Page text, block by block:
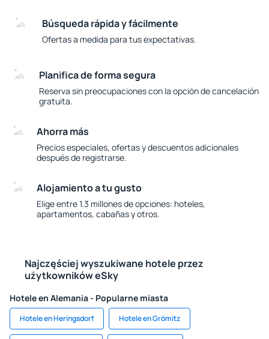
Búsqueda rápida y fácilmente
Ofertas a medida para tus expectativas.
Planifica de forma segura
Reserva sin preocupaciones con la opción de cancelación
gratuita.
Ahorra más
Precios especiales, ofertas y descuentos adicionales
después de registrarse.
Alojamiento a tu gusto
Elige entre 1.3 millones de opciones: hoteles,
apartamentos, cabañas y otros.
Najczęściej wyszukiwane hotele przez
użytkowników eSky
Hotele en Alemania - Popularne miasta
Hotele en Heringsdorf Hotele en Grömitz